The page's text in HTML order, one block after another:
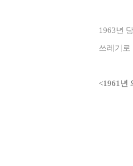
1963년
쓰레기로
<1961년